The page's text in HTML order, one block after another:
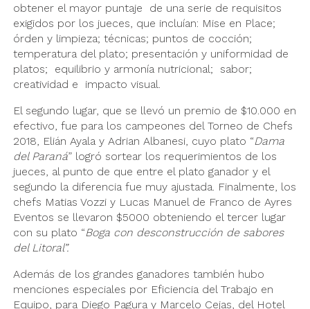
obtener el mayor puntaje de una serie de requisitos
exigidos por los jueces, que incluían: Mise en Place;
órden y limpieza; técnicas; puntos de cocción;
temperatura del plato; presentación y uniformidad de
platos; equilibrio y armonía nutricional; sabor;
creatividad e impacto visual.
El segundo lugar, que se llevó un premio de $10.000 en
efectivo, fue para los campeones del Torneo de Chefs
2018, Elián Ayala y Adrian Albanesi, cuyo plato “Dama
del Paraná” logró sortear los requerimientos de los
jueces, al punto de que entre el plato ganador y el
segundo la diferencia fue muy ajustada. Finalmente, los
chefs Matias Vozzi y Lucas Manuel de Franco de Ayres
Eventos se llevaron $5000 obteniendo el tercer lugar
con su plato “Boga con desconstrucción de sabores
del Litoral”.
Además de los grandes ganadores también hubo
menciones especiales por Eficiencia del Trabajo en
Equipo, para Diego Pagura y Marcelo Cejas, del Hotel